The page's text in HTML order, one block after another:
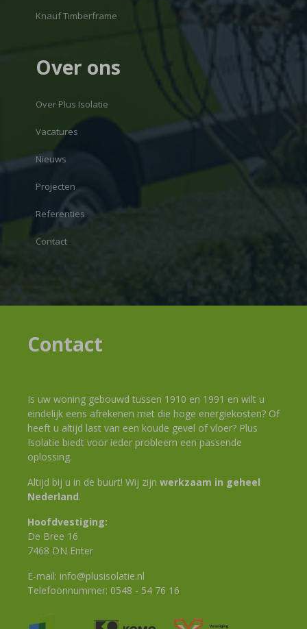
Knauf Timberframe
Over ons
Over Plus Isolatie
Vacatures
Nieuws
Projecten
Referenties
Contact
Contact
Is uw woning gebouwd tussen 1910 en 1991 en wilt u
eindelijk eens afrekenen met die hoge energiekosten? Of
heeft u altijd last van een koude gevel of vloer? Plus
Isolatie biedt voor ieder probleem een passende
oplossing.
Altijd bij u in de buurt! Wij zijn werkzaam in geheel
Nederland.
Hoofdvestiging:
De Bree 16
7468 DN Enter
E-mail: info@plusisolatie.nl
Telefoonnummer: 0548 - 54 76 16